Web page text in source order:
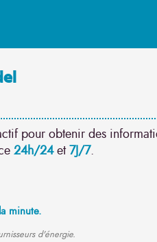
pour obtenir des
24h/24et7J/7.
minute.
d'énergie.